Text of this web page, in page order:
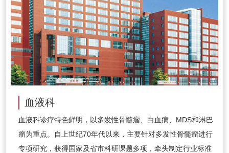
血液科
血液科诊疗特色鲜明，以多发性骨髓瘤、白血病、MDS和淋巴
瘤为重点。自上世纪70年代以来，主要针对多发性骨髓瘤进行
专项研究，获得国家及省市科研课题多项，牵头制定行业标准